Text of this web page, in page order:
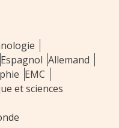
Espagnol Allemand
EMC
et sciences